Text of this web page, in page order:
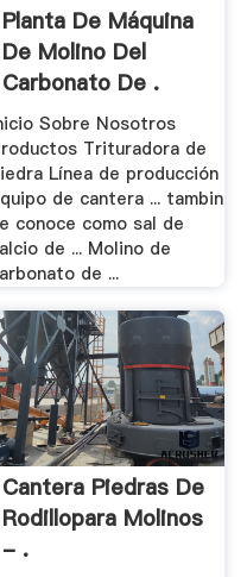
Planta De Máquina
De Molino Del
Carbonato De .
Sobre Nosotros
Trituradora de
Línea de producción
de cantera ... tambin
conoce como sal de
de ... Molino de
de ...
Cantera Piedras De
Rodillopara Molinos
- .